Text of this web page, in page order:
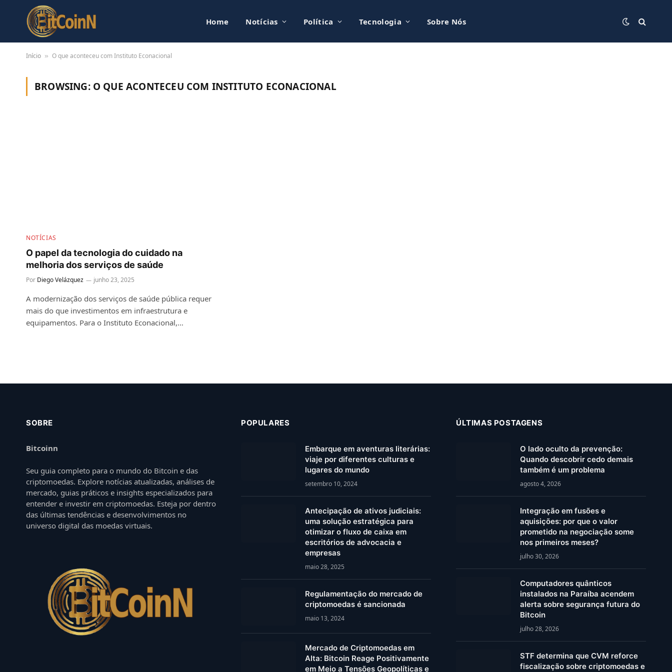
Home Notícias Política Tecnologia Sobre Nós
Início » O que aconteceu com Instituto Econacional
BROWSING: O QUE ACONTECEU COM INSTITUTO ECONACIONAL
NOTÍCIAS
O papel da tecnologia do cuidado na
melhoria dos serviços de saúde
Por Diego Velázquez junho 23, 2025
A modernização dos serviços de saúde pública requer
mais do que investimentos em infraestrutura e
equipamentos. Para o Instituto Econacional,…
SOBRE
Bitcoinn
Seu guia completo para o mundo do Bitcoin e das
criptomoedas. Explore notícias atualizadas, análises de
mercado, guias práticos e insights especializados para
entender e investir em criptomoedas. Esteja por dentro
das últimas tendências e desenvolvimentos no
universo digital das moedas virtuais.
POPULARES
Embarque em aventuras literárias:
viaje por diferentes culturas e
lugares do mundo
setembro 10, 2024
Antecipação de ativos judiciais:
uma solução estratégica para
otimizar o fluxo de caixa em
escritórios de advocacia e
empresas
maio 28, 2025
Regulamentação do mercado de
criptomoedas é sancionada
maio 13, 2024
Mercado de Criptomoedas em
Alta: Bitcoin Reage Positivamente
em Meio a Tensões Geopolíticas e
ÚLTIMAS POSTAGENS
O lado oculto da prevenção:
Quando descobrir cedo demais
também é um problema
agosto 4, 2026
Integração em fusões e
aquisições: por que o valor
prometido na negociação some
nos primeiros meses?
julho 30, 2026
Computadores quânticos
instalados na Paraíba acendem
alerta sobre segurança futura do
Bitcoin
julho 28, 2026
STF determina que CVM reforce
fiscalização sobre criptomoedas e